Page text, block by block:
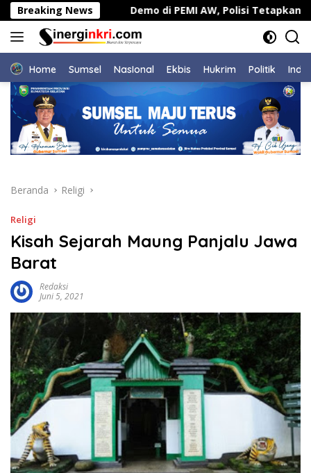
Langsung
ke
konten
Breaking NewsDemo di PEMI AW, Polisi Tetapkan Dua
Home Sumsel NasIonal Ekbis Hukrim Politik
Beranda Religi
Religi
Kisah Sejarah Maung Panjalu Jawa
Barat
Redaksi
Juni 5, 2021